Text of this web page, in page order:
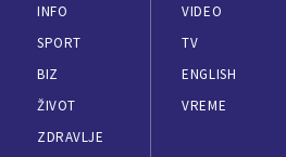
INFO
SPORT
BIZ
ŽIVOT
ZDRAVLJE
VIDEO
TV
ENGLISH
VREME